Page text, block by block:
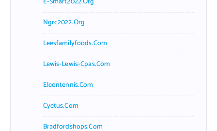
Ngrc2022.org
Leesfamilyfoods.com
Lewis-Lewis-Cpas.com
Eleontennis.com
Cyetus.com
Bradfordshops.com